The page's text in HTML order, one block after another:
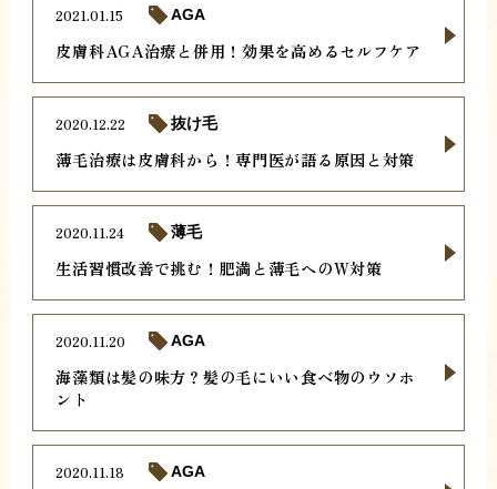
皮膚科AGA治療と併用！効果を高めるセルフケア
2021.01.15 AGA
薄毛治療は皮膚科から！専門医が語る原因と対策
2020.12.22 抜け毛
生活習慣改善で挑む！肥満と薄毛へのW対策
2020.11.24 薄毛
海藻類は髪の味方？髪の毛にいい食べ物のウソホ
ント
2020.11.20 AGA
2020.11.18 AGA